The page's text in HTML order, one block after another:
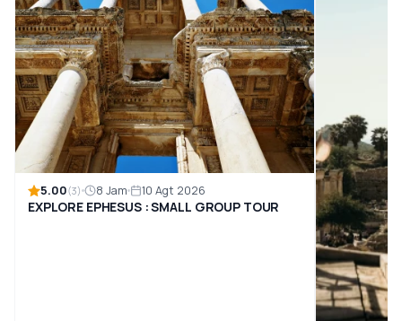
5.00(3) 8 Jam 10 Agt 2026
EXPLORE EPHESUS : SMALL GROUP TOUR